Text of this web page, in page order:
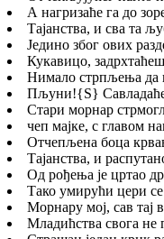
А нагризаће га до
Тајанства, и сва та
Једино због ових
Кукавицо,
Нимало стрпљења да
Пљуни!{S}
Стари морнар
чеп мајке, с главом
Отчепљена боца
Тајанства, и
Од рођења је цртао
Тако умирући цери
Морнару мој, сав тај
Младићства свога не